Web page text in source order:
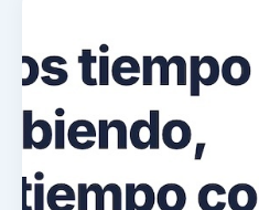
Noticias y blog